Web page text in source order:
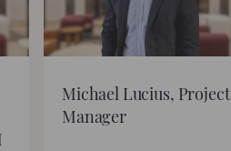
Michael Lucius, Project
Manager